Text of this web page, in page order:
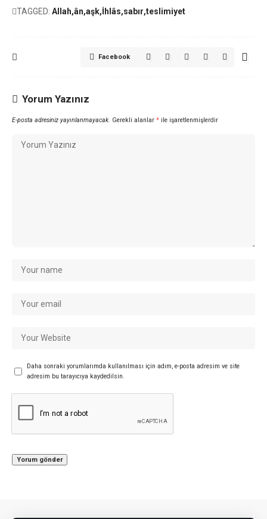
TAGGED: Allah ân aşk İhlâs sabır teslimiyet
Facebook
Yorum Yazınız
E-posta adresiniz yayınlanmayacak. Gerekli alanlar * ile işaretlenmişlerdir
Daha sonraki yorumlarımda kullanılması için adım, e-posta adresim ve site
adresim bu tarayıcıya kaydedilsin.